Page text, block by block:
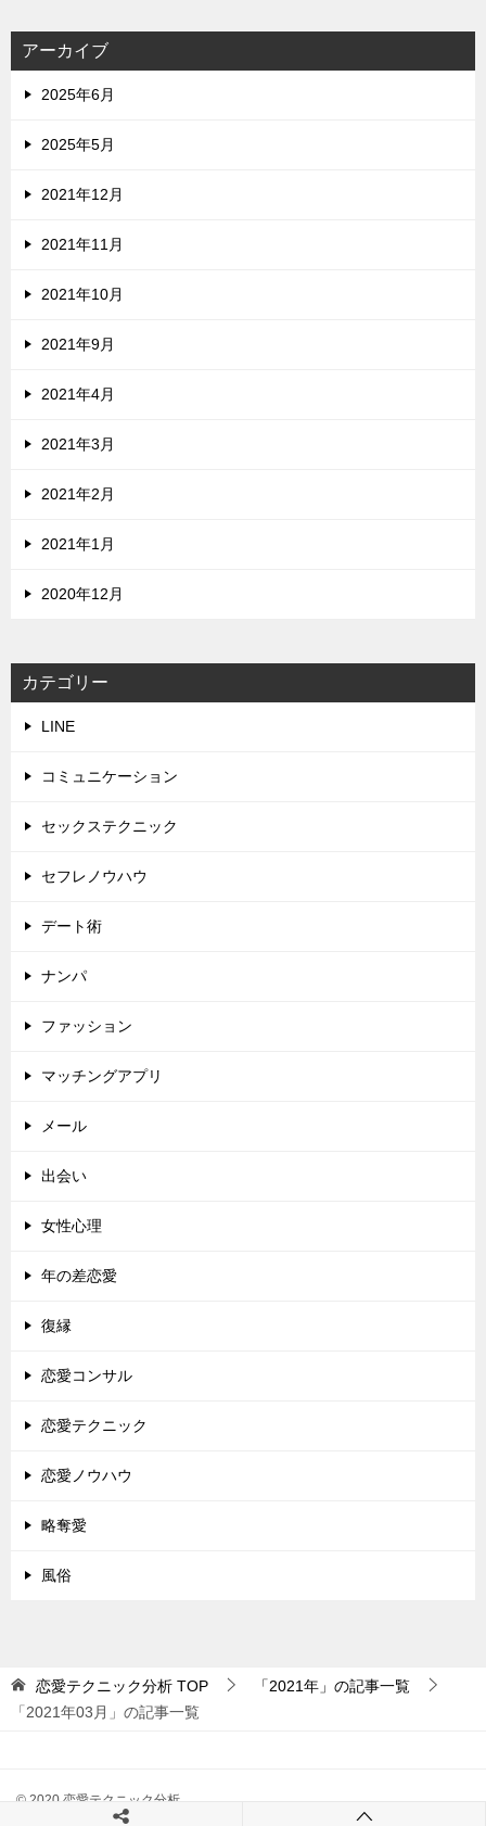
アーカイブ
2025年6月
2025年5月
2021年12月
2021年11月
2021年10月
2021年9月
2021年4月
2021年3月
2021年2月
2021年1月
2020年12月
カテゴリー
LINE
コミュニケーション
セックステクニック
セフレノウハウ
デート術
ナンパ
ファッション
マッチングアプリ
メール
出会い
女性心理
年の差恋愛
復縁
恋愛コンサル
恋愛テクニック
恋愛ノウハウ
略奪愛
風俗
恋愛テクニック分析 TOP
「2021年」の記事一覧
「2021年03月」の記事一覧
© 2020 恋愛テクニック分析